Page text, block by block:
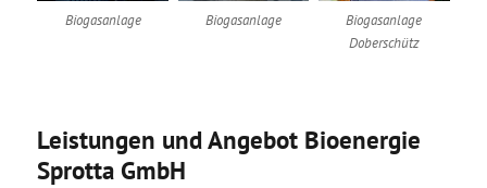
Biogasanlage Biogasanlage
Biogasanlage
Doberschütz
Leistungen und Angebot Bioenergie
Sprotta GmbH